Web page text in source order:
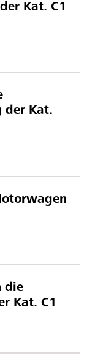
Kat. C1
der Kat.
die
Kat. C1